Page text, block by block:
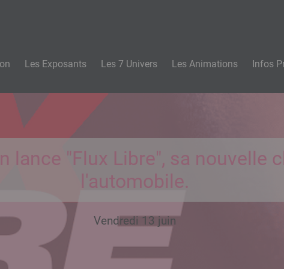
Les Exposants Les 7 Univers Les Animations Infos
lance "Flux Libre", sa nouvelle
l'automobile.
Vendredi 13 juin